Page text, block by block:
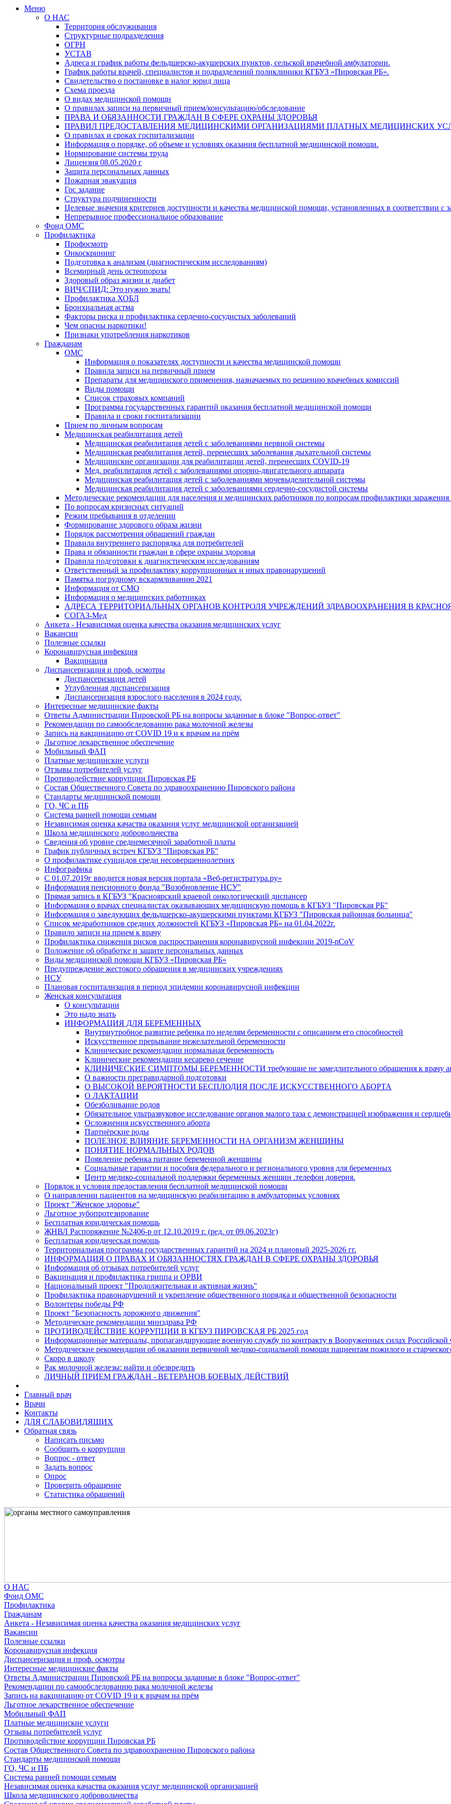
Меню
О НАС
Территория обслуживания
Структурные подразделения
ОГРН
УСТАВ
Адреса и график работы фельдшерско-акушерских пунктов, сельской врачебной амбулатории.
График работы врачей, специалистов и подразделений поликлиники КГБУЗ «Пировская РБ».
Свидетельство о постановке в налог юрид лица
Схема проезда
О видах медицинской помощи
О правилах записи на первичный прием/консультацию/обследование
ПРАВА И ОБЯЗАННОСТИ ГРАЖДАН В СФЕРЕ ОХРАНЫ ЗДОРОВЬЯ
ПРАВИЛ ПРЕДОСТАВЛЕНИЯ МЕДИЦИНСКИМИ ОРГАНИЗАЦИЯМИ ПЛАТНЫХ МЕДИЦИНСКИХ
О правилах и сроках госпитализации
Информация о порядке, об объеме и условиях оказания бесплатной медицинской помощи.
Нормирование системы труда
Лицензия 08.05.2020 г
Защита персональных данных
Пожарная эвакуация
Гос задание
Структура подчиненности
Целевые значения критериев доступности и качества медицинской помощи, установленных в соответствии с
Непрерывное профессиональное образование
Фонд ОМС
Профилактика
Профосмотр
Онкоскрининг
Подготовка к анализам (диагностическим исследованиям)
Всемирный день остеопороза
Здоровый образ жизни и диабет
ВИЧ/СПИД: Это нужно знать!
Профилактика ХОБЛ
Бронхиальная астма
Факторы риска и профилактика сердечно-сосудистых заболеваний
Чем опасны наркотики!
Признаки употребления наркотиков
Гражданам
ОМС
Информация о показателях доступности и качества медицинской помощи
Правила записи на первичный прием
Препараты для медицинского применения, назначаемых по решению врачебных комиссий
Виды помощи
Список страховых компаний
Программа государственных гарантий оказания бесплатной медицинской помощи
Правила и сроки госпитализации
Прием по личным вопросам
Медицинская реабилитация детей
Медицинская реабилитация детей с заболеваниями нервной системы
Медицинская реабилитация детей, перенесших заболевания дыхательной системы
Медицинские организации для реабилитации детей, перенесших COVID-19
Мед. реабилитация детей с заболеваниями опорно-двигательного аппарата
Медицинская реабилитация детей с заболеваниями мочевыделительной системы
Медицинская реабилитация детей с заболеваниями сердечно-сосудистой системы
Методические рекомендации для населения и медицинских работников по вопросам профилактики заражения
По вопросам кризисных ситуаций
Режим пребывания в отделении
Формирование здорового образа жизни
Порядок рассмотрения обращений граждан
Правила внутреннего распорядка для потребителей
Права и обязанности граждан в сфере охраны здоровья
Правила подготовки к диагностическим исследованиям
Ответственный за профилактику коррупционных и иных правонарушений
Памятка погрудному вскармливанию 2021
Информация от СМО
Информация о медицинских работниках
АДРЕСА ТЕРРИТОРИАЛЬНЫХ ОРГАНОВ КОНТРОЛЯ УЧРЕЖДЕНИЙ ЗДРАВООХРАНЕНИЯ В
СОГАЗ-Мед
Анкета - Независимая оценка качества оказания медицинских услуг
Вакансии
Полезные ссылки
Коронавирусная инфекция
Вакцинация
Диспансеризация и проф. осмотры
Диспансеризация детей
Углубленная диспансеризация
Диспансеризация взрослого населения в 2024 году.
Интересные медицинские факты
Ответы Администрации Пировской РБ на вопросы заданные в блоке "Вопрос-ответ"
Рекомендации по самообследованию рака молочной железы
Запись на вакцинацию от COVID 19 и к врачам на прём
Льготное лекарственное обеспечение
Мобильный ФАП
Платные медицинские услуги
Отзывы потребителей услуг
Противодействие коррупции Пировская РБ
Состав Общественного Совета по здравоохранению Пировского района
Стандарты медицинской помощи
ГО, ЧС и ПБ
Система ранней помощи семьям
Независимая оценка качаства оказания услуг медицинской организацией
Школа медицинского добровольчества
Сведения об уровне среднемесячной заработной платы
График публичных встреч КГБУЗ "Пировская РБ"
О профилактике суицидов среди несовершеннолетних
Инфографика
С 01.07.2019г вводится новая версия портала «Веб-регистратура.ру»
Информация пенсионного фонда "Возобновление НСУ"
Прямая запись в КГБУЗ "Красноярский краевой онкологический диспансер
Информация о врачах специалистах оказывающих медицинскую помощь в КГБУЗ "Пировская РБ"
Информация о заведующих фельдшерско-акушерскими пунктами КГБУЗ "Пировская районная больница"
Список медработников средних должностей КГБУЗ «Пировская РБ» на 01.04.2022г.
Правило записи на прием к врачу
Профилактика снижения рисков распространения коронавирусной инфекции 2019-nCoV
Положение об обработке и защите персональных данных
Виды медицинской помощи КГБУЗ «Пировская РБ»
Предупреждение жестокого обращения в медицинских учреждениях
НСУ
Плановая госпитализация в период эпидемии коронавирусной инфекции
Женская консультация
О консультации
Это надо знать
ИНФОРМАЦИЯ ДЛЯ БЕРЕМЕННЫХ
Внутриутробное развитие ребенка по неделям беременности с описанием его способностей
Искусственное прерывание нежелательной беременности
Клинические рекомендации нормальная беременность
Клинические рекомендации кесарево сечение
КЛИНИЧЕСКИЕ СИМПТОМЫ БЕРЕМЕННОСТИ требующие не замедлительного обращения к врачу
О важности прегравидарной подготовки
О ВЫСОКОЙ ВЕРОЯТНОСТИ БЕСПЛОДИЯ ПОСЛЕ ИСКУССТВЕННОГО АБОРТА
О ЛАКТАЦИИ
Обезболивание родов
Обязательное ультразвуковое исследование органов малого таза с демонстрацией изображения и
Осложнения искусственного аборта
Партнёрские роды
ПОЛЕЗНОЕ ВЛИЯНИЕ БЕРЕМЕННОСТИ НА ОРГАНИЗМ ЖЕНЩИНЫ
ПОНЯТИЕ НОРМАЛЬНЫХ РОДОВ
Появление ребенка питание беременной женщины
Социальные гарантии и пособия федерального и регионального уровня для беременных
Центр медико-социальной поддержки беременных женщин .телефон доверия.
Порядок и условия предоставления бесплатной медицинской помощи
О направлении пациентов на медицинскую реабилитацию в амбулаторных условиях
Проект "Женское здоровье"
Льготное зубопротезирование
Бесплатная юридическая помощь
ЖНВЛ Распоряжение №2406-р от 12.10.2019 г. (ред. от 09.06.2023г)
Бесплатная юридическая помощь
Территориальная программа государственных гарантий на 2024 и плановый 2025-2026 гг.
ИНФОРМАЦИЯ О ПРАВАХ И ОБЯЗАННОСТЯХ ГРАЖДАН В СФЕРЕ ОХРАНЫ ЗДОРОВЬЯ
Информация об отзывах потребителей услуг
Вакцинация и профилактика гриппа и ОРВИ
Национальный проект "Продолжительная и активная жизнь"
Профилактика правонарушений и укрепление общественного порядка и общественной безопасности
Волонтеры победы РФ
Проект "Безопасность дорожного движения"
Методические рекомендации минздрава РФ
ПРОТИВОДЕЙСТВИЕ КОРРУПЦИИ В КГБУЗ ПИРОВСКАЯ РБ 2025 год
Информационные материалы, пропагандирующие военную службу по контракту в Вооруженных силах Российской
Методические рекомендации об оказании первичной медико-социальной помощи пациентам пожилого и
Скоро в школу
Рак молочной железы: найти и обезвредить
ЛИЧНЫЙ ПРИЕМ ГРАЖДАН - ВЕТЕРАНОВ БОЕВЫХ ДЕЙСТВИЙ
Главный врач
Врачи
Контакты
ДЛЯ СЛАБОВИДЯЩИХ
Обратная связь
Написать письмо
Сообщить о коррупции
Вопрос - ответ
Задать вопрос
Опрос
Проверить обращение
Статистика обращений
О НАС
Фонд ОМС
Профилактика
Гражданам
Анкета - Независимая оценка качества оказания медицинских услуг
Вакансии
Полезные ссылки
Коронавирусная инфекция
Диспансеризация и проф. осмотры
Интересные медицинские факты
Ответы Администрации Пировской РБ на вопросы заданные в блоке "Вопрос-ответ"
Рекомендации по самообследованию рака молочной железы
Запись на вакцинацию от COVID 19 и к врачам на прём
Льготное лекарственное обеспечение
Мобильный ФАП
Платные медицинские услуги
Отзывы потребителей услуг
Противодействие коррупции Пировская РБ
Состав Общественного Совета по здравоохранению Пировского района
Стандарты медицинской помощи
ГО, ЧС и ПБ
Система ранней помощи семьям
Независимая оценка качаства оказания услуг медицинской организацией
Школа медицинского добровольчества